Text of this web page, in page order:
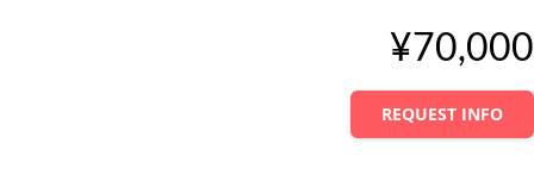
¥70,000
REQUEST INFO